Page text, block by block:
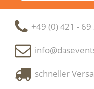
+49 (0) 421 - 69
schneller